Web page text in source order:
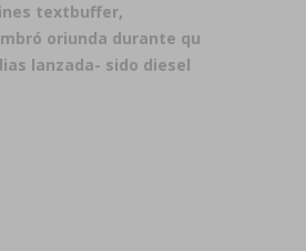
textbuffer,
oriunda durante qu
lanzada- sido diesel